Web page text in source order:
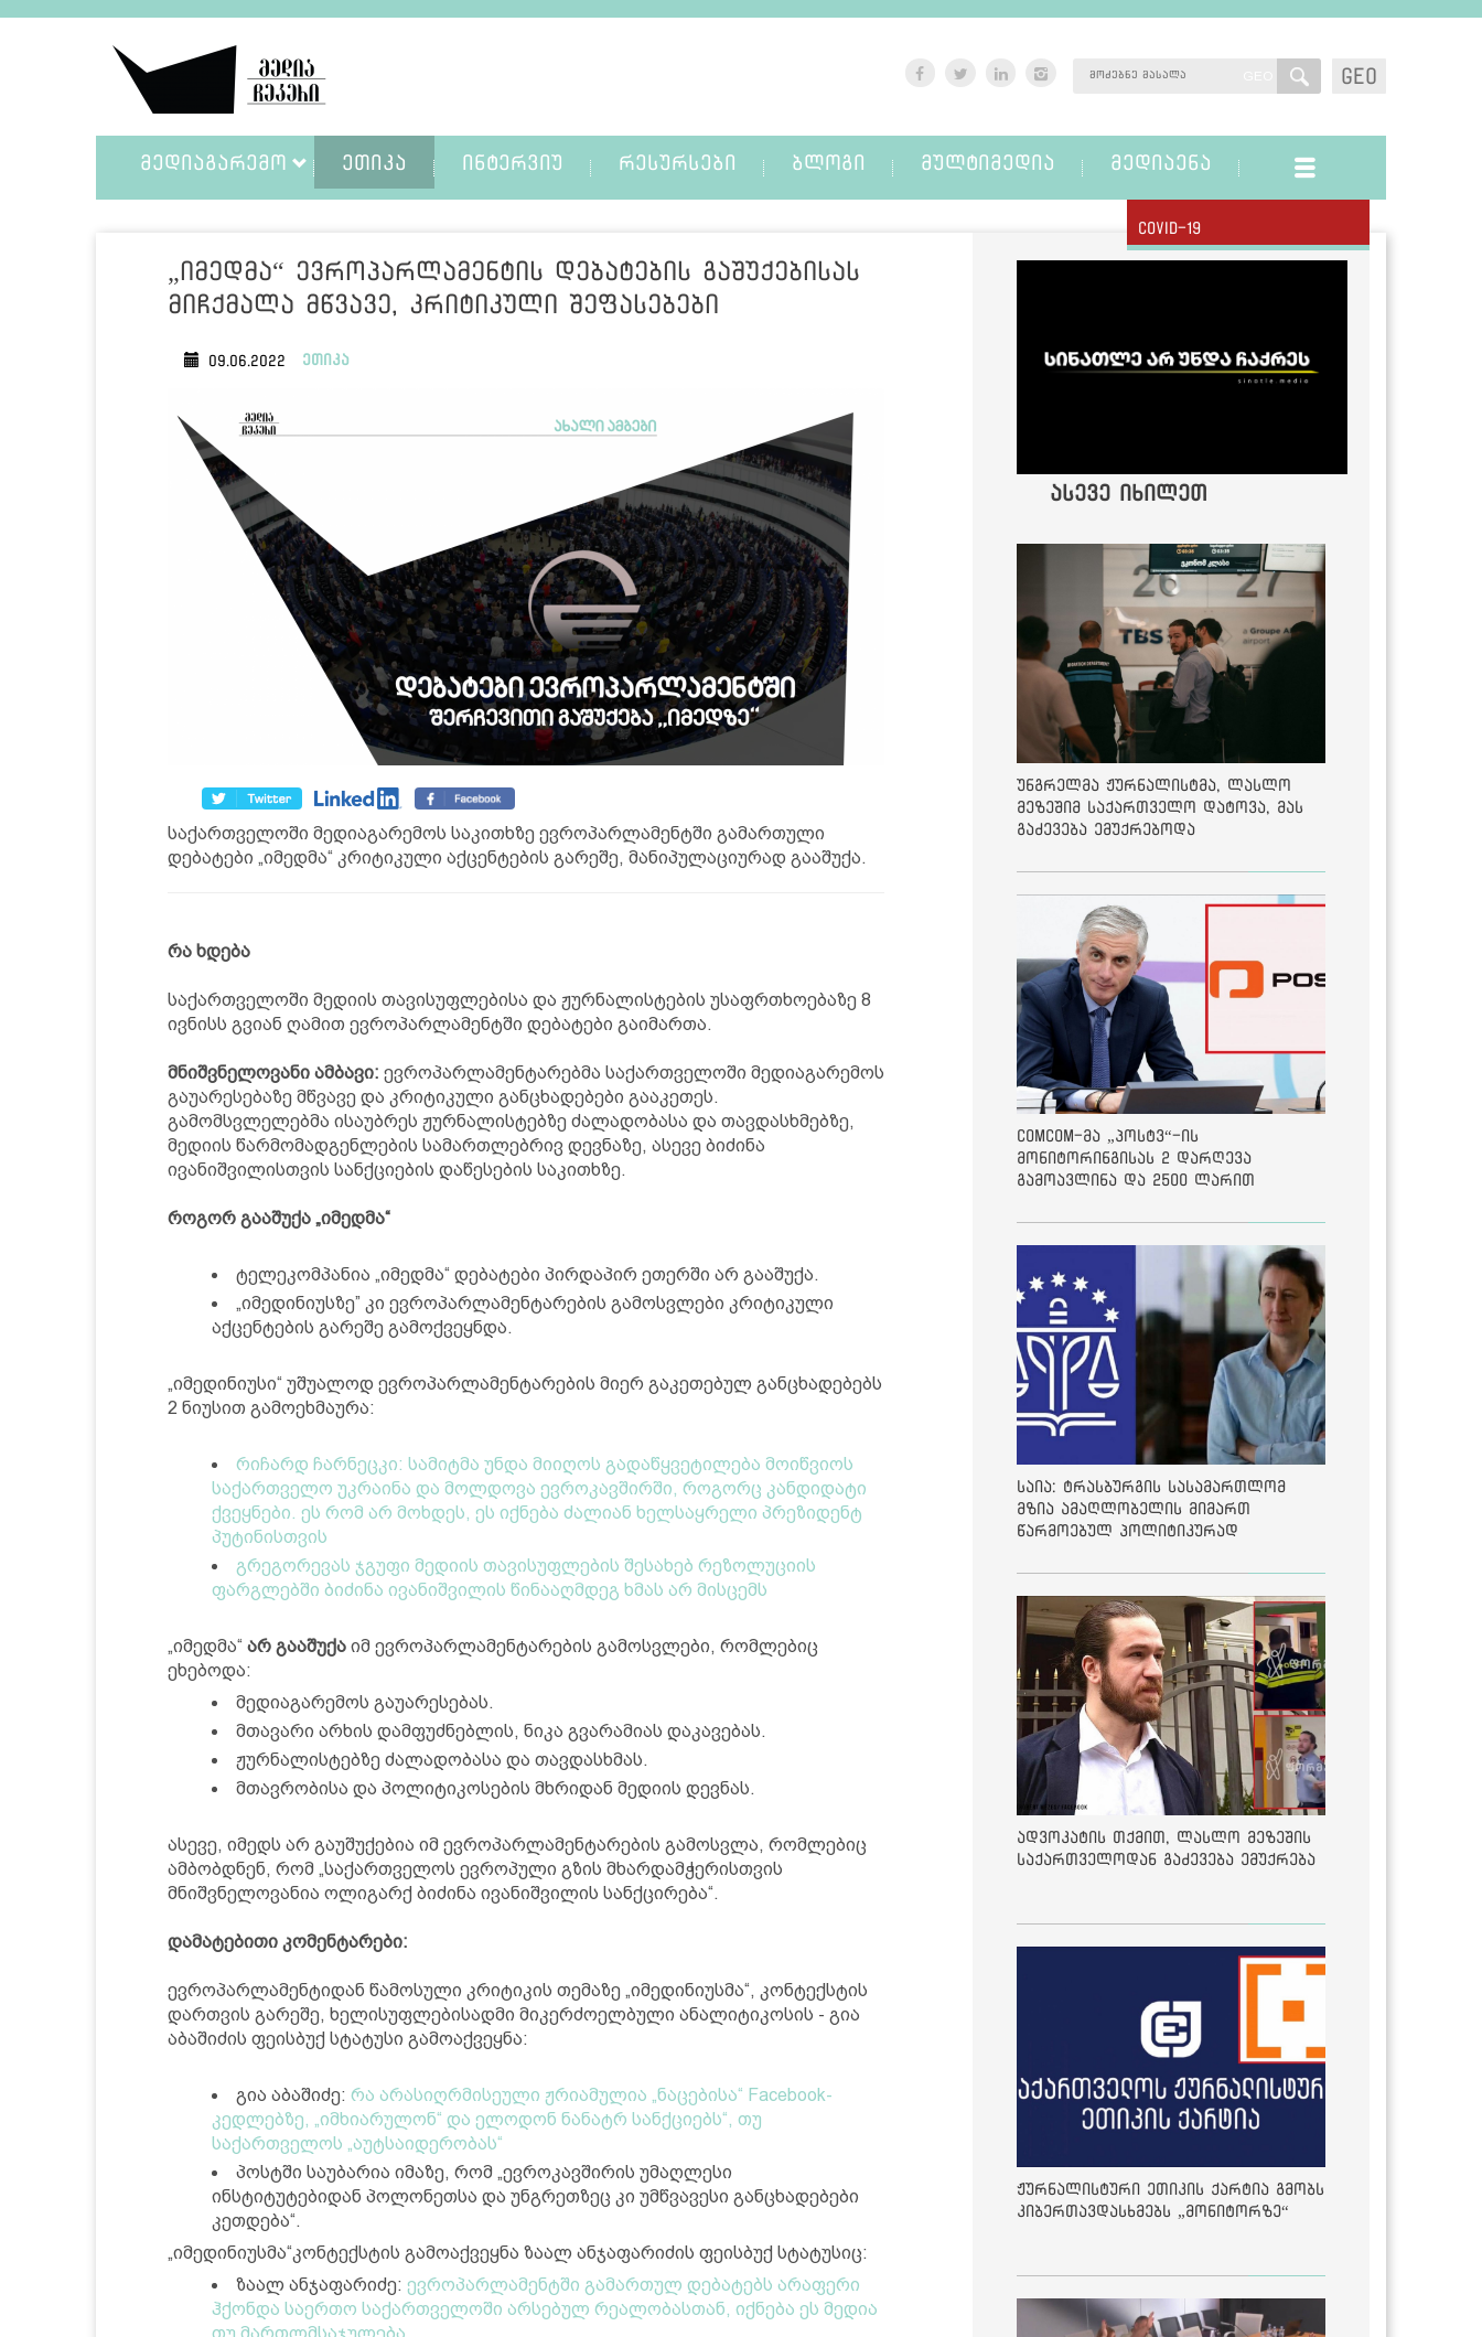
GEO
ᲛᲔᲓᲘᲐᲒᲐᲠᲔᲛᲝ ᲔᲗᲘᲙᲐ ᲘᲜᲢᲔᲠᲕᲘᲣ ᲠᲔᲡᲣᲠᲡᲔᲑᲘ ᲑᲚᲝᲒᲘ ᲛᲣᲚᲢᲘᲛᲔᲓᲘᲐ ᲛᲔᲓᲘᲐᲔᲜᲐ
Covid-19
„იმედმა“ ევროპარლამენტის დებატების გაშუქებისას
მიჩქმალა მწვავე, კრიტიკული შეფასებები
09.06.2022 ეთიკა
საქართველოში მედიაგარემოს საკითხზე ევროპარლამენტში გამართული
დებატები „იმედმა“ კრიტიკული აქცენტების გარეშე, მანიპულაციურად გააშუქა.
რა ხდება
საქართველოში მედიის თავისუფლებისა და ჟურნალისტების უსაფრთხოებაზე 8
ივნისს გვიან ღამით ევროპარლამენტში დებატები გაიმართა.
მნიშვნელოვანი ამბავი: ევროპარლამენტარებმა საქართველოში მედიაგარემოს
გაუარესებაზე მწვავე და კრიტიკული განცხადებები გააკეთეს.
გამომსვლელებმა ისაუბრეს ჟურნალისტებზე ძალადობასა და თავდასხმებზე,
მედიის წარმომადგენლების სამართლებრივ დევნაზე, ასევე ბიძინა
ივანიშვილისთვის სანქციების დაწესების საკითხზე.
როგორ გააშუქა „იმედმა“
ტელეკომპანია „იმედმა“ დებატები პირდაპირ ეთერში არ გააშუქა.
„იმედინიუსზე” კი ევროპარლამენტარების გამოსვლები კრიტიკული
აქცენტების გარეშე გამოქვეყნდა.
„იმედინიუსი“ უშუალოდ ევროპარლამენტარების მიერ გაკეთებულ განცხადებებს
2 ნიუსით გამოეხმაურა:
რიჩარდ ჩარნეცკი: სამიტმა უნდა მიიღოს გადაწყვეტილება მოიწვიოს
საქართველო უკრაინა და მოლდოვა ევროკავშირში, როგორც კანდიდატი
ქვეყნები. ეს რომ არ მოხდეს, ეს იქნება ძალიან ხელსაყრელი პრეზიდენტ
პუტინისთვის
გრეგორევას ჯგუფი მედიის თავისუფლების შესახებ რეზოლუციის
ფარგლებში ბიძინა ივანიშვილის წინააღმდეგ ხმას არ მისცემს
„იმედმა“ არ გააშუქა იმ ევროპარლამენტარების გამოსვლები, რომლებიც
ეხებოდა:
მედიაგარემოს გაუარესებას.
მთავარი არხის დამფუძნებლის, ნიკა გვარამიას დაკავებას.
ჟურნალისტებზე ძალადობასა და თავდასხმას.
მთავრობისა და პოლიტიკოსების მხრიდან მედიის დევნას.
ასევე, იმედს არ გაუშუქებია იმ ევროპარლამენტარების გამოსვლა, რომლებიც
ამბობდნენ, რომ „საქართველოს ევროპული გზის მხარდამჭერისთვის
მნიშვნელოვანია ოლიგარქ ბიძინა ივანიშვილის სანქცირება“.
დამატებითი კომენტარები:
ევროპარლამენტიდან წამოსული კრიტიკის თემაზე „იმედინიუსმა“, კონტექსტის
დართვის გარეშე, ხელისუფლებისადმი მიკერძოელბული ანალიტიკოსის - გია
აბაშიძის ფეისბუქ სტატუსი გამოაქვეყნა:
გია აბაშიძე: რა არასიღრმისეული ჟრიამულია „ნაცებისა“ Facebook-
კედლებზე, „იმხიარულონ“ და ელოდონ ნანატრ სანქციებს“, თუ
საქართველოს „აუტსაიდერობას“
პოსტში საუბარია იმაზე, რომ „ევროკავშირის უმაღლესი
ინსტიტუტებიდან პოლონეთსა და უნგრეთზეც კი უმწვავესი განცხადებები
კეთდება“.
„იმედინიუსმა“კონტექსტის გამოაქვეყნა ზაალ ანჯაფარიძის ფეისბუქ სტატუსიც:
ზაალ ანჯაფარიძე: ევროპარლამენტში გამართულ დებატებს არაფერი
ჰქონდა საერთო საქართველოში არსებულ რეალობასთან, იქნება ეს მედია
თუ მართლმსაჯულება
ასევე იხილეთ
უნგრელმა ჟურნალისტმა, ლასლო
მეზეშიმ საქართველო დატოვა, მას
გაძევება ემუქრებოდა
ComCom-მა „პოსტვ“-ის
მონიტორინგისას 2 დარღევა
გამოავლინა და 2500 ლარით
საია: ტრასბურგის სასამართლომ
მზია ამაღლობელის მიმართ
წარმოებულ პოლიტიკურად
მეოთხე საჩივარი დაარეგისტრირა
ადვოკატის თქმით, ლასლო მეზეშის
საქართველოდან გაძევება ემუქრება
ჟურნალისტური ეთიკის ქარტია გმობს
კიბერთავდასხმებს „მონიტორზე“